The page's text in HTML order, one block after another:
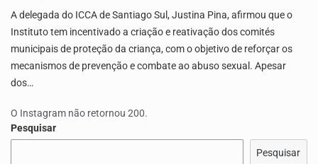
A delegada do ICCA de Santiago Sul, Justina Pina, afirmou que o
Instituto tem incentivado a criação e reativação dos comités
municipais de proteção da criança, com o objetivo de reforçar os
mecanismos de prevenção e combate ao abuso sexual. Apesar
dos…
O Instagram não retornou 200.
Pesquisar
Pesquisar